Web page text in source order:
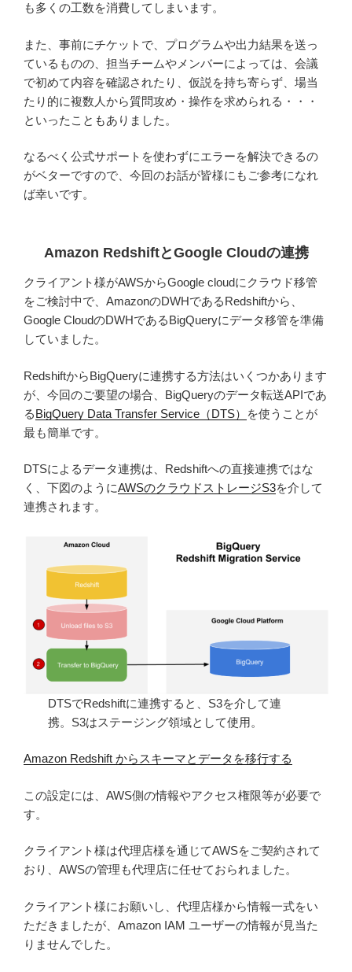
も多くの工数を消費してしまいます。
また、事前にチケットで、プログラムや出力結果を送っ
ているものの、担当チームやメンバーによっては、会議
で初めて内容を確認されたり、仮説を持ち寄らず、場当
たり的に複数人から質問攻め・操作を求められる・・・
といったこともありました。
なるべく公式サポートを使わずにエラーを解決できるの
がベターですので、今回のお話が皆様にもご参考になれ
ば幸いです。
Amazon RedshiftとGoogle Cloudの連携
クライアント様がAWSからGoogle cloudにクラウド移管
をご検討中で、AmazonのDWHであるRedshiftから、
Google CloudのDWHであるBigQueryにデータ移管を準備
していました。
RedshiftからBigQueryに連携する方法はいくつかあります
が、今回のご要望の場合、BigQueryのデータ転送APIであ
るBigQuery Data Transfer Service（DTS）
を使うことが
最も簡単です。
DTSによるデータ連携は、Redshiftへの直接連携ではな
く、下図のようにAWSのクラウドストレージS3を介して
連携されます。
DTSでRedshiftに連携すると、S3を介して連
携。S3はステージング領域として使用。
Amazon Redshift からスキーマとデータを移行する
この設定には、AWS側の情報やアクセス権限等が必要で
す。
クライアント様は代理店様を通じてAWSをご契約されて
おり、AWSの管理も代理店に任せておられました。
クライアント様にお願いし、代理店様から情報一式をい
ただきましたが、Amazon IAM ユーザーの情報が見当た
りませんでした。